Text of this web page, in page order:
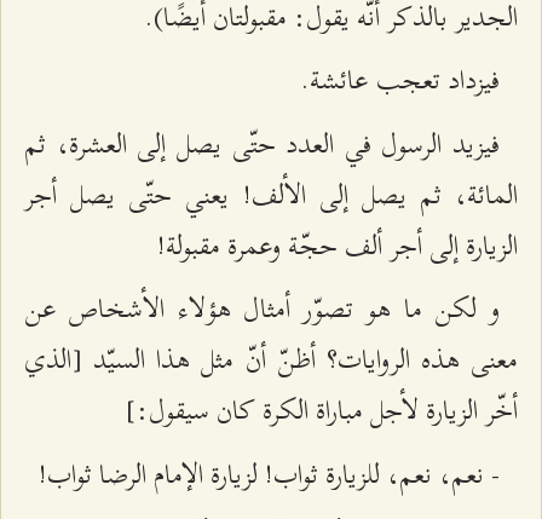
الجدير بالذكر أنّه يقول: مقبولتان أيضًا).
فيزداد تعجب عائشة.
فيزيد الرسول في العدد حتّى يصل إلى العشرة، ثم
المائة، ثم يصل إلى الألف! يعني حتّى يصل أجر
الزيارة إلى أجر ألف حجّة وعمرة مقبولة!
و لكن ما هو تصوّر أمثال هؤلاء الأشخاص عن
معنى هذه الروايات؟ أظنّ أنّ مثل هذا السيّد [الذي
أخّر الزيارة لأجل مباراة الكرة كان سيقول:]
- نعم، نعم، للزيارة ثواب! لزيارة الإمام الرضا ثواب!